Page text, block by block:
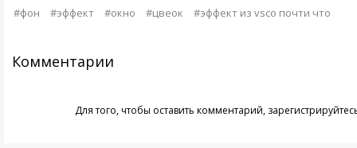
#фон #эффект #окно #цвеок #эффект из vsco почти что
Комментарии
Для того, чтобы оставить комментарий,